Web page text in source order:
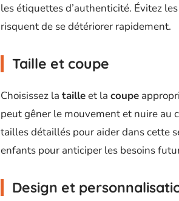
les étiquettes d’authenticité. Évitez
risquent de se détériorer rapidement.
Taille et coupe
Choisissez la tailleet la coupe
peut gêner le mouvement et nuire au
tailles détaillés pour aider dans cette
enfants pour anticiper les besoins
Design et